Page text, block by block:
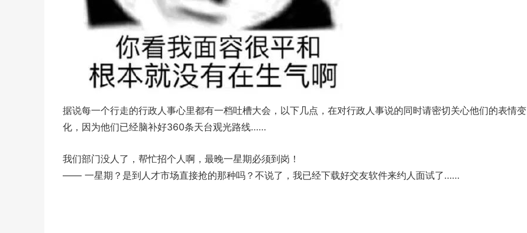
据说每一个行走的行政人事心里都有一档吐槽大会，以下几点，在对行政人事说的同时请密切关心他们的表情变
化，因为他们已经脑补好360条天台观光路线……
我们部门没人了，帮忙招个人啊，最晚一星期必须到岗！
—— 一星期？是到人才市场直接抢的那种吗？不说了，我已经下载好交友软件来约人面试了……